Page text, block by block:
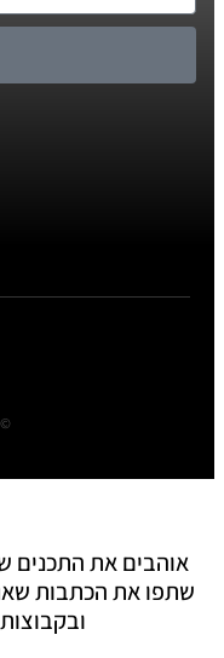
©
אוהבים את התכנים
שתפו את הכתבות